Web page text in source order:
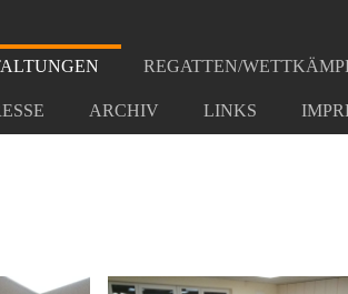
REGATTEN/
ARCHIV LINKS